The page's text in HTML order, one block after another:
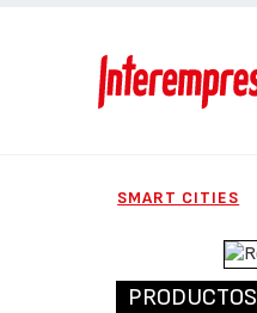
SMART CITIES
PRODUCTOS